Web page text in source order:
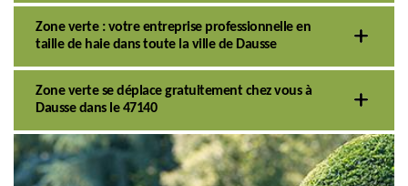
Zone verte : votre entreprise professionnelle en
taille de haie dans toute la ville de Dausse
Zone verte se déplace gratuitement chez vous à
Dausse dans le 47140